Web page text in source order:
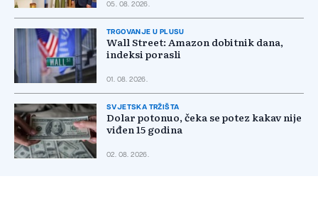
05. 08. 2026.
TRGOVANJE U PLUSU
Wall Street: Amazon dobitnik dana,
indeksi porasli
01. 08. 2026.
SVJETSKA TRŽIŠTA
Dolar potonuo, čeka se potez kakav nije
viđen 15 godina
02. 08. 2026.